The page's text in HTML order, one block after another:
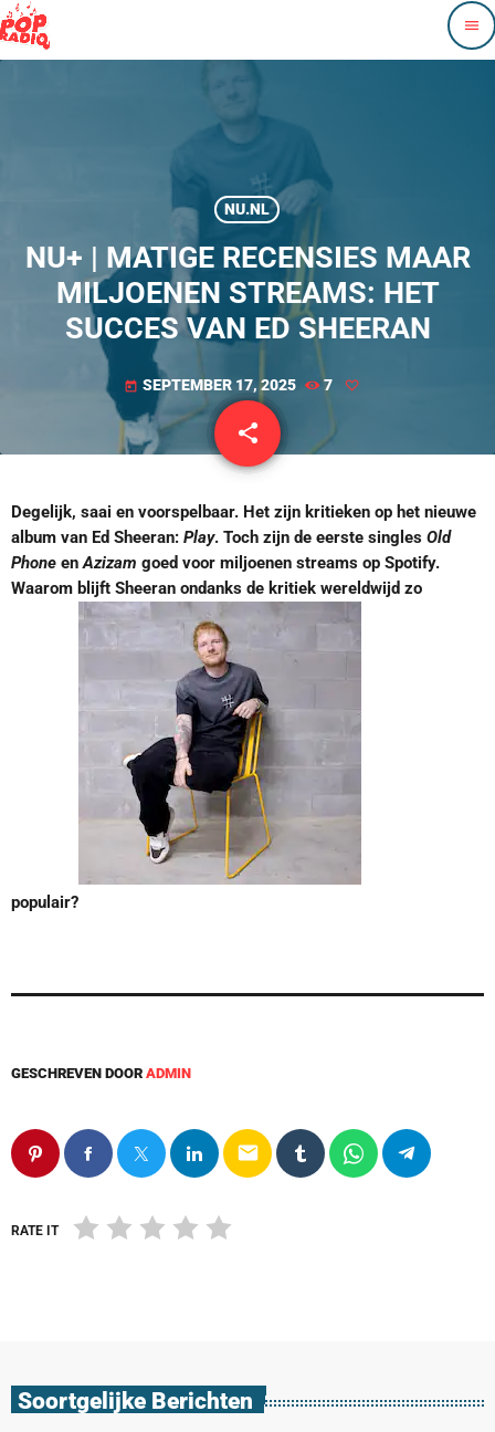
menu
NU.NL
NU+ | MATIGE RECENSIES MAAR
MILJOENEN STREAMS: HET
SUCCES VAN ED SHEERAN
today SEPTEMBER 17, 2025 7
share
email
Degelijk, saai en voorspelbaar. Het zijn kritieken op het nieuwe
album van Ed Sheeran: Play. Toch zijn de eerste singles Old
Phone enAzizam goed voor miljoenen streams op Spotify.
Waarom blijft Sheeran ondanks de kritiek wereldwijd zo
populair?
GESCHREVEN DOOR ADMIN
email
RATE IT
Soortgelijke Berichten